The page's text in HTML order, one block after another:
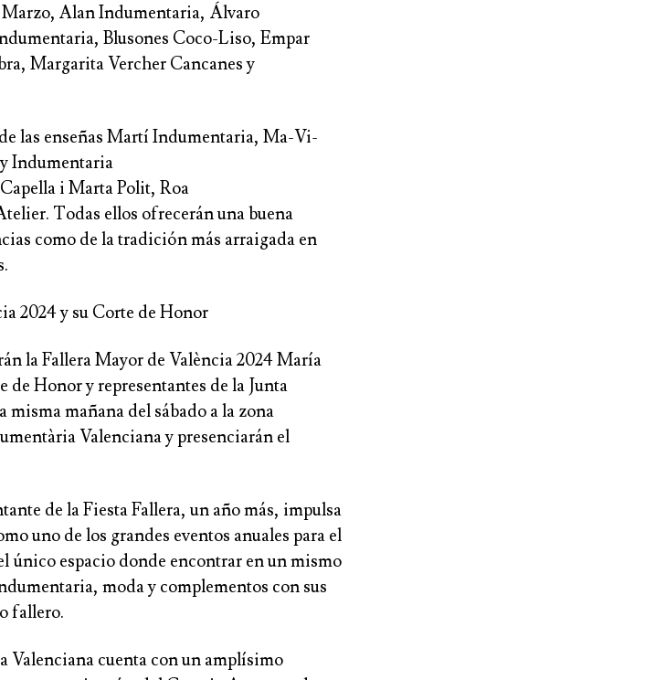
, Alan Indumentaria, Álvaro
, Blusones Coco-Liso, Empar
Margarita Vercher Cancanes y
las enseñas Martí Indumentaria, Ma-Vi-
Indumentaria
i Marta Polit, Roa
. Todas ellos ofrecerán una buena
como de la tradición más arraigada en
2024 y su Corte de Honor
la Fallera Mayor de València 2024María
de Honory representantes de la Junta
misma mañana del sábado a la zona
Valenciana y presenciarán el
de la Fiesta Fallera, un año más, impulsa
uno de los grandes eventos anuales para el
único espacio donde encontrar en un mismo
moda y complementos con sus
fallero.
Valenciana cuenta con un amplísimo